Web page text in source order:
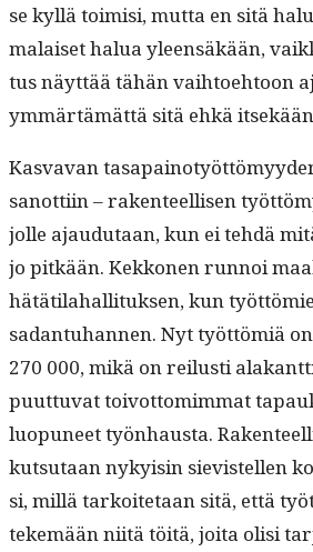
se kyl­lä toimisi, mut­ta en sitä
ma­laiset halua yleen­säkään,
tus näyt­tää tähän vai­h­toe­htoon
ymmärtämät­tä sitä ehkä
Kas­va­van
san­ot­ti­in – rak­en­teel­lisen
jolle ajaudu­taan, kun ei tehdä
jo pitkään. Kekko­nen run­noi
hätäti­la­hal­li­tuk­sen, kun
sadan­tuhan­nen. Nyt työt­tömiä
270 000, mikä on reilusti
puut­tuvat toiv­ot­tomim­mat
luop­uneet työn­haus­ta.
kut­su­taan nyky­isin sievis­tellen
si, mil­lä tarkoite­taan sitä, että
tekemään niitä töitä, joi­ta olisi